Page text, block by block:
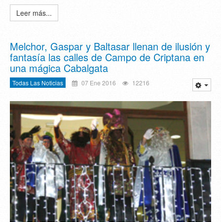
Leer más...
Melchor, Gaspar y Baltasar llenan de ilusión y
fantasía las calles de Campo de Criptana en
una mágica Cabalgata
Todas Las Noticias 07 Ene 2016 12216